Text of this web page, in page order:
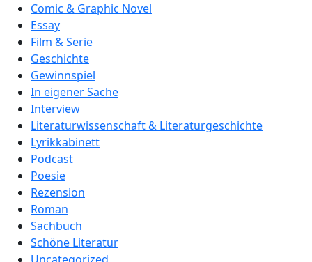
Comic & Graphic Novel
Essay
Film & Serie
Geschichte
Gewinnspiel
In eigener Sache
Interview
Literaturwissenschaft & Literaturgeschichte
Lyrikkabinett
Podcast
Poesie
Rezension
Roman
Sachbuch
Schöne Literatur